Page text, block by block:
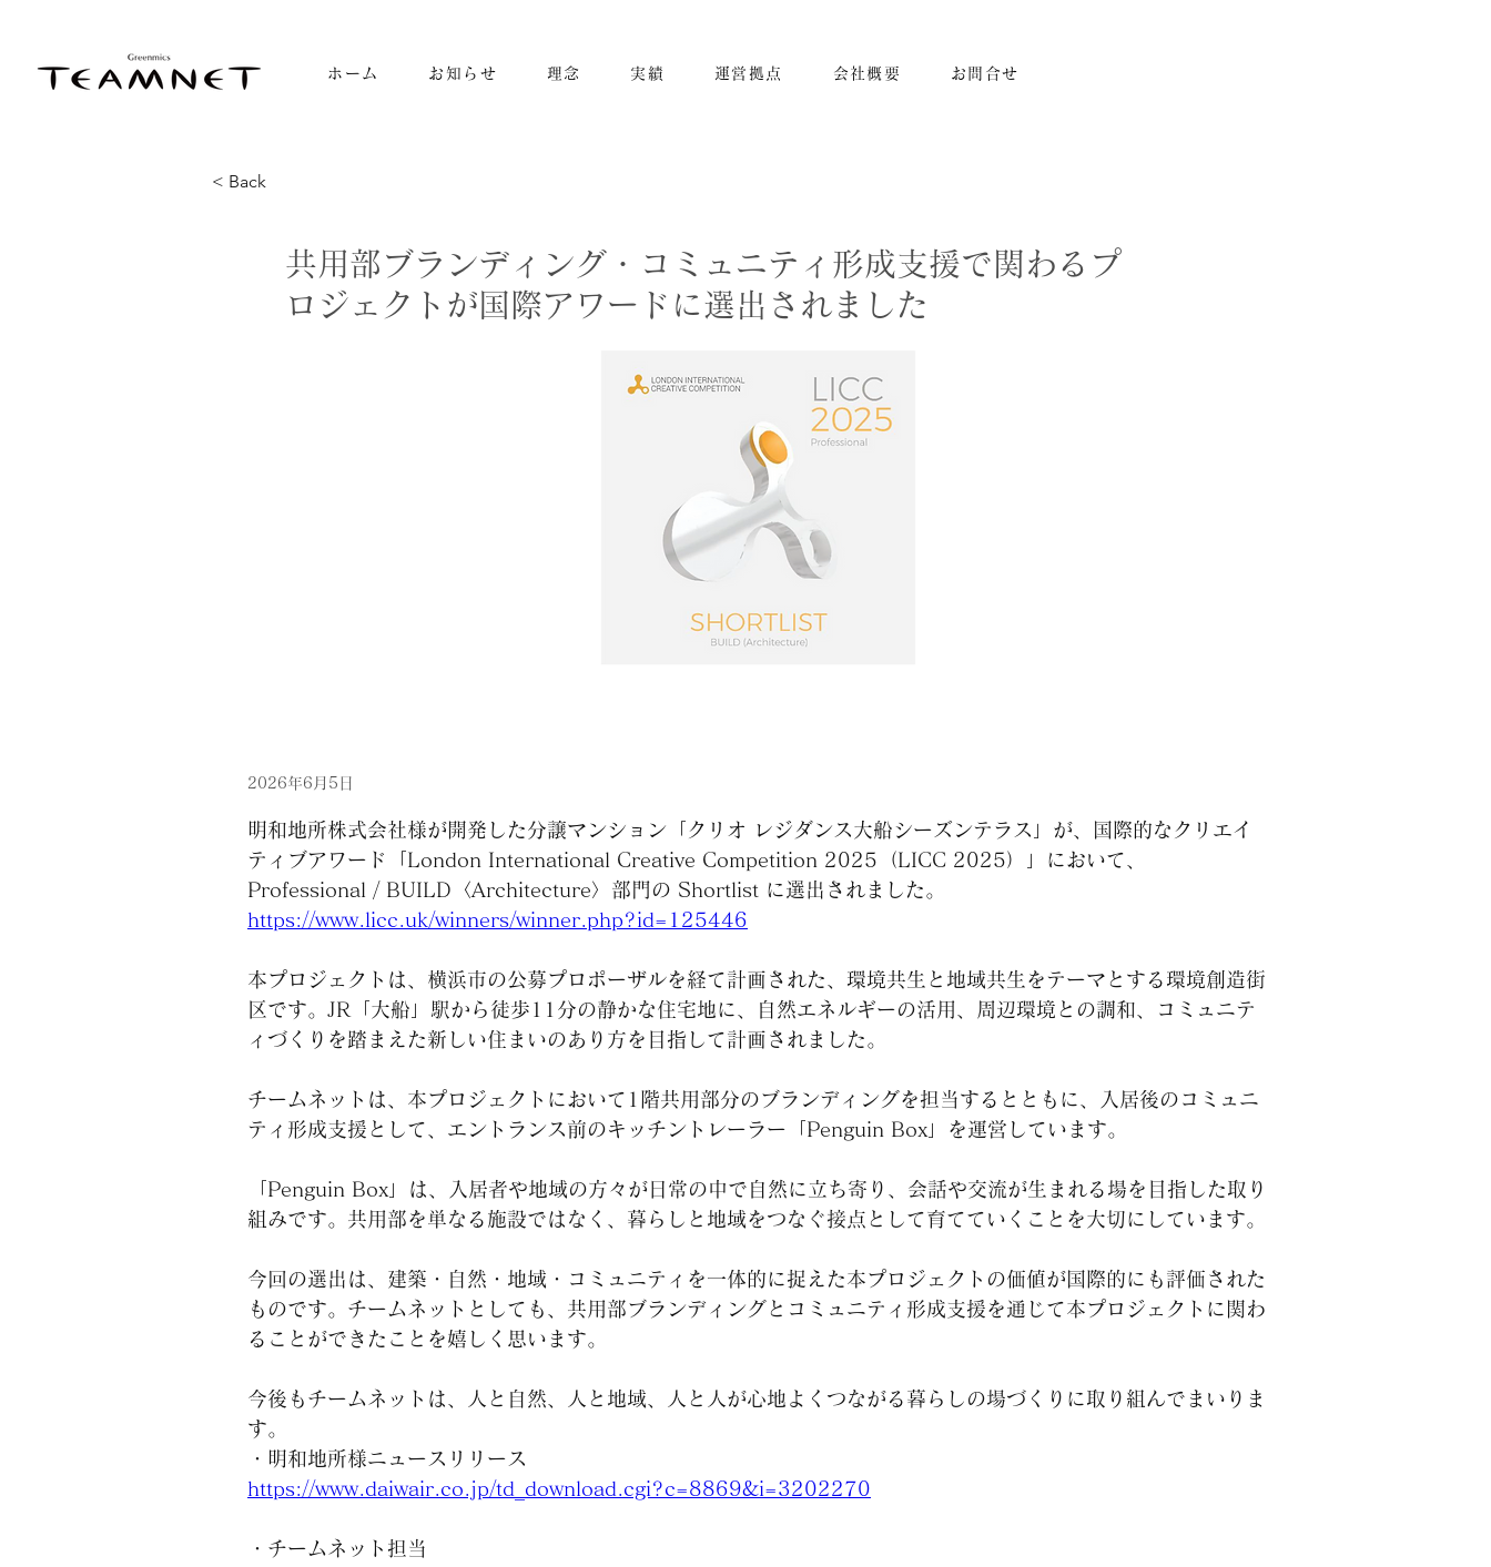
ホーム お知らせ 理念 実績 運営拠点 会社概要 お問合せ
< Back
共用部ブランディング・コミュニティ形成支援で関わるプ
ロジェクトが国際アワードに選出されました
2026年6月5日
明和地所株式会社様が開発した分譲マンション「クリオ レジダンス大船シーズンテラス」が、国際的なクリエイ
ティブアワード「London International Creative Competition 2025（LICC 2025）」において、
Professional / BUILD〈Architecture〉部門の Shortlist に選出されました。
https://www.licc.uk/winners/winner.php?id=125446
本プロジェクトは、横浜市の公募プロポーザルを経て計画された、環境共生と地域共生をテーマとする環境創造街
区です。JR「大船」駅から徒歩11分の静かな住宅地に、自然エネルギーの活用、周辺環境との調和、コミュニテ
ィづくりを踏まえた新しい住まいのあり方を目指して計画されました。
チームネットは、本プロジェクトにおいて1階共用部分のブランディングを担当するとともに、入居後のコミュニ
ティ形成支援として、エントランス前のキッチントレーラー「Penguin Box」を運営しています。
「Penguin Box」は、入居者や地域の方々が日常の中で自然に立ち寄り、会話や交流が生まれる場を目指した取り
組みです。共用部を単なる施設ではなく、暮らしと地域をつなぐ接点として育てていくことを大切にしています。
今回の選出は、建築・自然・地域・コミュニティを一体的に捉えた本プロジェクトの価値が国際的にも評価された
ものです。チームネットとしても、共用部ブランディングとコミュニティ形成支援を通じて本プロジェクトに関わ
ることができたことを嬉しく思います。
今後もチームネットは、人と自然、人と地域、人と人が心地よくつながる暮らしの場づくりに取り組んでまいりま
す。
・明和地所様ニュースリリース
https://www.daiwair.co.jp/td_download.cgi?c=8869&i=3202270
・チームネット担当